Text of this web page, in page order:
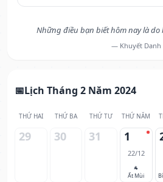
Những điều bạn biết hôm nay là do
— Khuyết Danh
Lịch Tháng 2 Năm 2024
THỨ HAI THỨ BA THỨ TƯ THỨ NĂM
29 30 31 1
22/12
🐐
Ất Mùi